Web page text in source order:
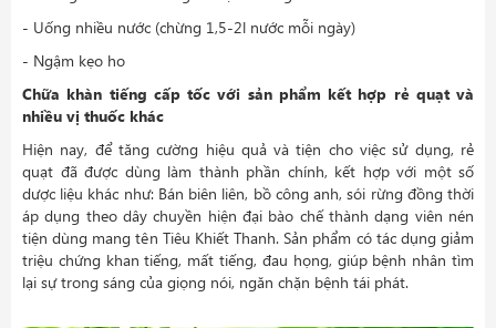
- Uống nhiều nước (chừng 1,5-2l nước mỗi ngày)
- Ngậm kẹo ho
Chữa khàn tiếng cấp tốc với sản phẩm kết hợp rẻ quạt và
nhiều vị thuốc khác
Hiện nay, để tăng cường hiệu quả và tiện cho việc sử dụng, rẻ
quạt đã được dùng làm thành phần chính, kết hợp với một số
dược liệu khác như: Bán biên liên, bồ công anh, sói rừng đồng thời
áp dụng theo dây chuyền hiện đại bào chế thành dạng viên nén
tiện dùng mang tên Tiêu Khiết Thanh. Sản phẩm có tác dụng giảm
triệu chứng khan tiếng, mất tiếng, đau họng, giúp bệnh nhân tìm
lại sự trong sáng của giọng nói, ngăn chặn bệnh tái phát.